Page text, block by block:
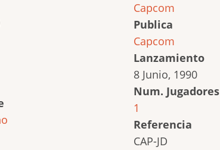
Capcom
Publica
Capcom
Lanzamiento
8 Junio, 1990
Num. Jugadores
1
Referencia
CAP-JD